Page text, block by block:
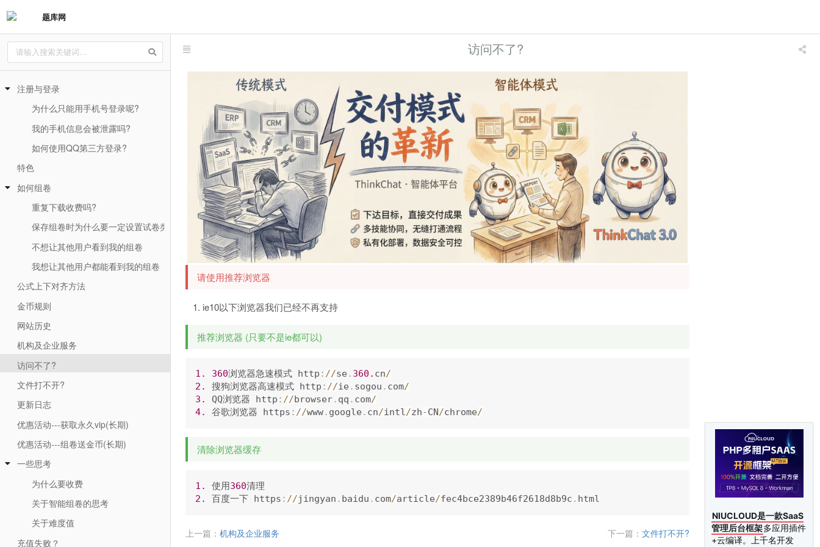
NIUCLOUD是一款SaaS
管理后台框架多应用插件
+云编译。上千名开发
题库网
注册与登录
为什么只能用手机号登录呢?
我的手机信息会被泄露吗?
如何使用QQ第三方登录?
特色
如何组卷
重复下载收费吗?
保存组卷时为什么要一定设置试卷类型?
不想让其他用户看到我的组卷
我想让其他用户都能看到我的组卷
公式上下对齐方法
金币规则
网站历史
机构及企业服务
访问不了?
文件打不开?
更新日志
优惠活动---获取永久vip(长期)
优惠活动---组卷送金币(长期)
一些思考
为什么要收费
关于智能组卷的思考
关于难度值
充值失败？
访问不了?
请使用推荐浏览器
ie10以下浏览器我们已经不再支持
推荐浏览器 (只要不是ie都可以)
1. 360浏览器急速模式 http : //se . 360. cn/
2.
搜狗浏览器高速模式 http : //ie . sogou . com/
3.
QQ浏览器 http : //browser. qq . com/
4.
谷歌浏览器 https : //www. google . cn/intl/zh-CN/chrome/
清除浏览器缓存
1. 使用360
2.
百度一下 https : //jingyan . baidu . com/article/fec4bce2389b46f2618d8b9c .
上一篇： 机构及企业服务 下一篇： 文件打不开?